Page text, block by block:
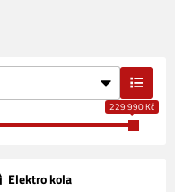
229 990 Kč
Elektro kola